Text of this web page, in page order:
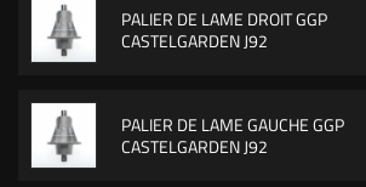
PALIER DE LAME DROIT GGP
CASTELGARDEN J92
PALIER DE LAME GAUCHE GGP
CASTELGARDEN J92